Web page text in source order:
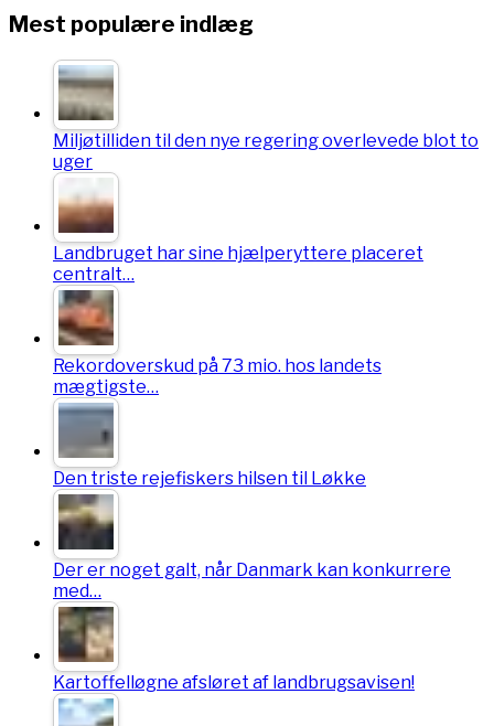
Mest populære indlæg
Miljøtilliden til den nye regering overlevede blot to
uger
Landbruget har sine hjælperyttere placeret
centralt…
Rekordoverskud på 73 mio. hos landets
mægtigste…
Den triste rejefiskers hilsen til Løkke
Der er noget galt, når Danmark kan konkurrere
med…
Kartoffelløgne afsløret af landbrugsavisen!